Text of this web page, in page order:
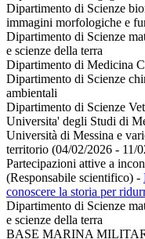
Dipartimento di Scienze
immagini morfologiche e
Dipartimento di Scienze
e scienze della terra
Dipartimento di Medicina
Dipartimento di Scienze
ambientali
Dipartimento di Scienze
Universita' degli Studi di
Università di Messina e
territorio (04/02/2026 - 11/
Partecipazioni attive a
(Responsabile scientifico) -
conoscere la storia per
Dipartimento di Scienze
e scienze della terra
BASE MARINA